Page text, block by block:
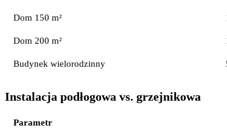
Dom 150 m²
Dom 200 m²
Budynek wielorodzinny
Instalacja podłogowa vs. grzejnikowa
Parametr